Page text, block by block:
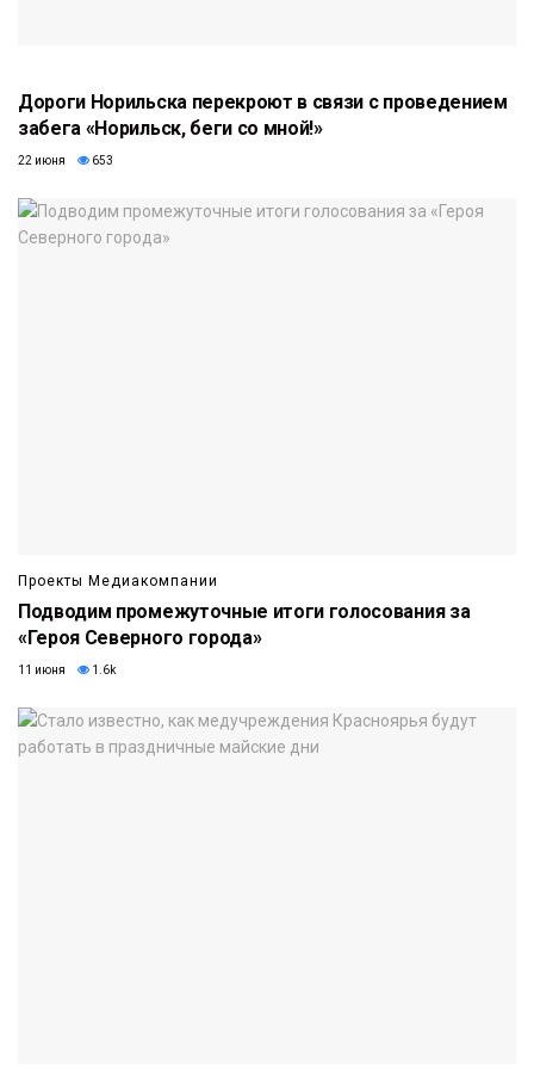
Дороги Норильска перекроют в связи с проведением
забега «Норильск, беги со мной!»
22 июня 653
Проекты Медиакомпании
Подводим промежуточные итоги голосования за
«Героя Северного города»
11 июня 1.6k